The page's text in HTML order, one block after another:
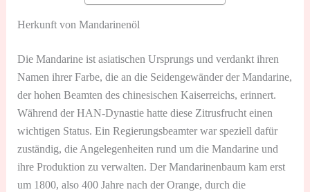
Herkunft von Mandarinenöl
Die Mandarine ist asiatischen Ursprungs und verdankt ihren
Namen ihrer Farbe, die an die Seidengewänder der Mandarine,
der hohen Beamten des chinesischen Kaiserreichs, erinnert.
Während der HAN-Dynastie hatte diese Zitrusfrucht einen
wichtigen Status. Ein Regierungsbeamter war speziell dafür
zuständig, die Angelegenheiten rund um die Mandarine und
ihre Produktion zu verwalten. Der Mandarinenbaum kam erst
um 1800, also 400 Jahre nach der Orange, durch die